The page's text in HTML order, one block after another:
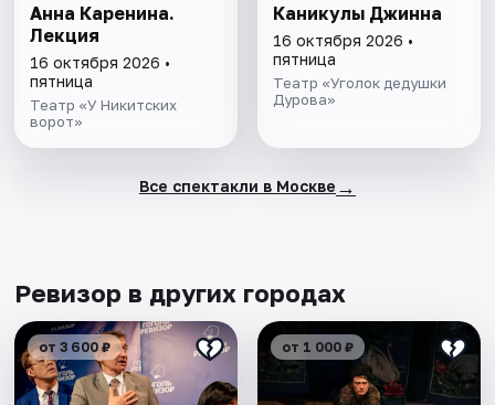
Анна Каренина.
Лекция
16 октября 2026 •
пятница
Театр «У Никитских
ворот»
Каникулы Джинна
16 октября 2026 •
пятница
Театр «Уголок дедушки
Дурова»
Все спектакли в Москве →
Ревизор в других городах
от 3 600 ₽ от 1 000 ₽